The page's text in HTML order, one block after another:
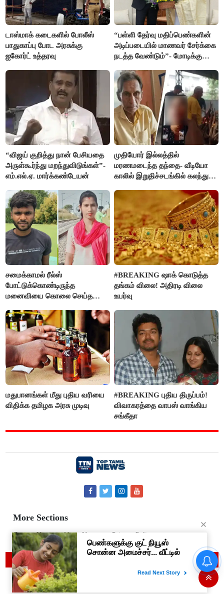
டாஸ்மாக் கடைகளில் போலீஸ்
பாதுகாப்பு போட அரசுக்கு
ஐகோர்ட் உத்தரவு
“பள்ளி தேர்வு மதிப்பெண்களின்
அடிப்படையில் மாணவர் சேர்க்கை
நடத்த வேண்டும்”- மோடிக்கு
“விஜய் குறித்து நான் பேசியதை
அருள்கூர்ந்து மறந்துவிடுங்கள்”-
எம்.எல்.ஏ. மார்க்கண்டேயன்
முதியோர் இல்லத்தில்
மரணமடைந்த தந்தை- வீடியோ
காலில் இறுதிச்சடங்கில் கலந்து
சமைக்காமல் ரீல்ஸ்
போட்டுக்கொண்டிருந்த
மனைவியை கொலை செய்த
#BREAKING ஷாக் கொடுத்த
தங்கம் விலை! அதிரடி விலை
உயர்வு
மதுபானங்கள் மீது புதிய வரியை
விதிக்க தமிழக அரசு முடிவு
#BREAKING புதிய திருப்பம்!
விவாகரத்தை வாபஸ் வாங்கிய
சங்கீதா
More Sections
Contact Us About Us Privacy Policy